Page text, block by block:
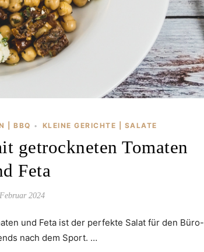
| BBQ • KLEINE GERICHTE | SALATE
getrockneten Tomaten
Feta
2024
und Feta ist der perfekte Salat für den Büro-
nach dem Sport. …